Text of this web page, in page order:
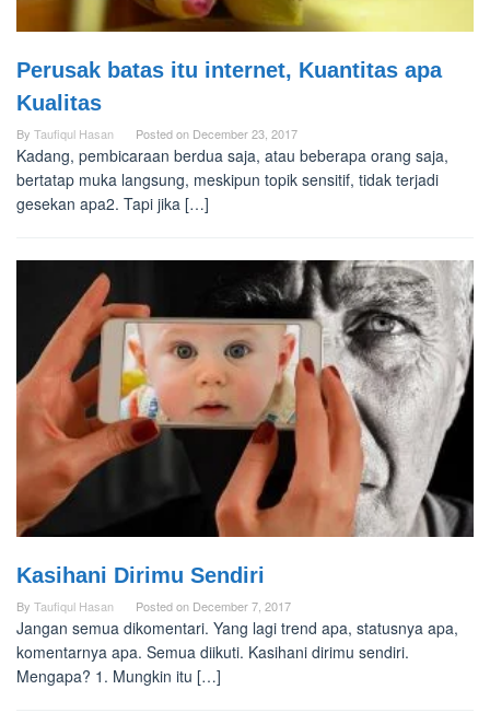
Perusak batas itu internet, Kuantitas apa
Kualitas
By Taufiqul Hasan Posted on December 23, 2017
Kadang, pembicaraan berdua saja, atau beberapa orang saja,
bertatap muka langsung, meskipun topik sensitif, tidak terjadi
gesekan apa2. Tapi jika […]
Kasihani Dirimu Sendiri
By Taufiqul Hasan Posted on December 7, 2017
Jangan semua dikomentari. Yang lagi trend apa, statusnya apa,
komentarnya apa. Semua diikuti. Kasihani dirimu sendiri.
Mengapa? 1. Mungkin itu […]